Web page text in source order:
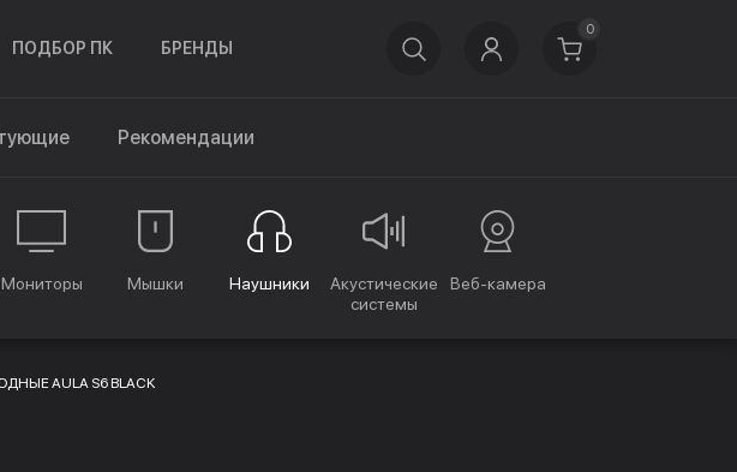
ПОДБОР ПК БРЕНДЫ
0
Рекомендации
Мониторы Мышки Наушники
Акустические
системы
Веб-камера
AULA S6 BLACK